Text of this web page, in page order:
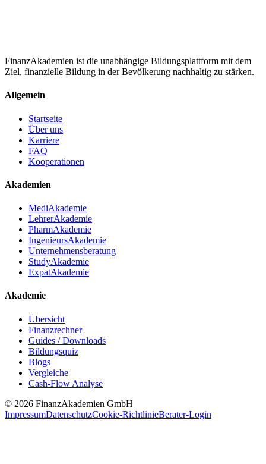
FinanzAkademien ist die unabhängige Bildungsplattform mit dem
Ziel, finanzielle Bildung in der Bevölkerung nachhaltig zu stärken.
Allgemein
Startseite
Über uns
Karriere
FAQ
Kooperationen
Akademien
MediAkademie
LehrerAkademie
PharmAkademie
IngenieursAkademie
Unternehmensberatung
StudyAkademie
ExpatAkademie
Akademie
Übersicht
Finanzrechner
Guides / Downloads
Bildungsquiz
Blogs
Vergleiche
Cash-Flow Analyse
© 2026 FinanzAkademien GmbH
ImpressumDatenschutzCookie-RichtlinieBerater-Login